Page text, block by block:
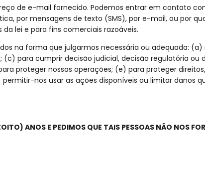
de e-mail fornecido. Podemos entrar em contato
por mensagens de texto (SMS), por e-mail, ou por
lei e para fins comerciais razoáveis.
na forma que julgarmos necessária ou adequada: (a)
para cumprir decisão judicial, decisão regulatória ou
proteger nossas operações; (e) para proteger
nos usar as ações disponíveis ou limitar danos
ANOS E PEDIMOS QUE TAIS PESSOAS NÃO NOS